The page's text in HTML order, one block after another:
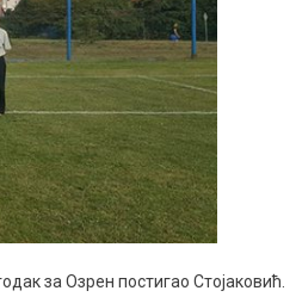
за Озрен постигао Стојаковић.